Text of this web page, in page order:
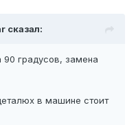
сказал:
90 градусов, замена
в машине стоит